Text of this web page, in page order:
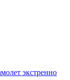
экстренно